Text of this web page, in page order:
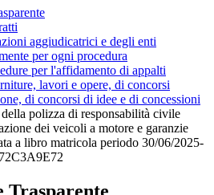
aggiudicatrici e degli enti
per ogni procedura
per l'affidamento di appalti
lavori e opere, di concorsi
di concorsi di idee e di concessioni
polizza di responsabilità civile
dei veicoli a motore e garanzie
a libro matricola periodo 30/06/2025-